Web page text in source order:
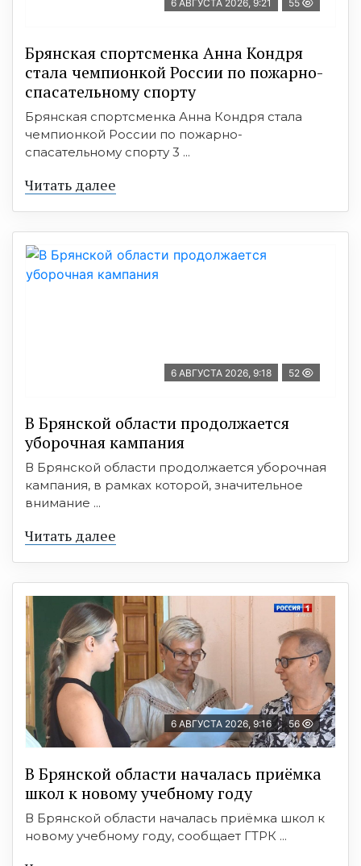
6 АВГУСТА 2026, 9:21 55
Брянская спортсменка Анна Кондря
стала чемпионкой России по пожарно-
спасательному спорту
Брянская спортсменка Анна Кондря стала
чемпионкой России по пожарно-
спасательному спорту 3 ...
Читать далее
6 АВГУСТА 2026, 9:18 52
В Брянской области продолжается
уборочная кампания
В Брянской области продолжается уборочная
кампания, в рамках которой, значительное
внимание ...
Читать далее
6 АВГУСТА 2026, 9:16 56
В Брянской области началась приёмка
школ к новому учебному году
В Брянской области началась приёмка школ к
новому учебному году, сообщает ГТРК ...